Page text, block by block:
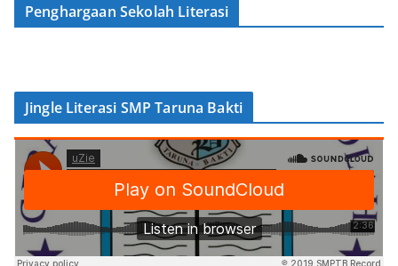
Penghargaan Sekolah Literasi
Jingle Literasi SMP Taruna Bakti